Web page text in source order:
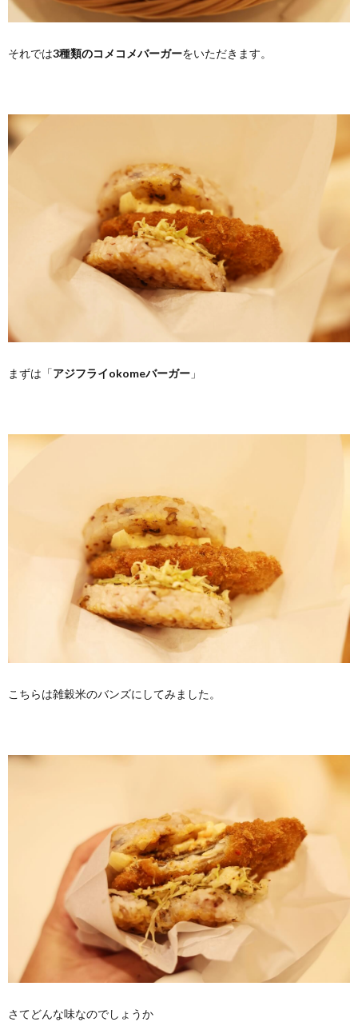
それでは3種類のコメコメバーガーをいただきます。
まずは「アジフライokomeバーガー 」
こちらは雑穀米のバンズにしてみました。
さてどんな味なのでしょうか